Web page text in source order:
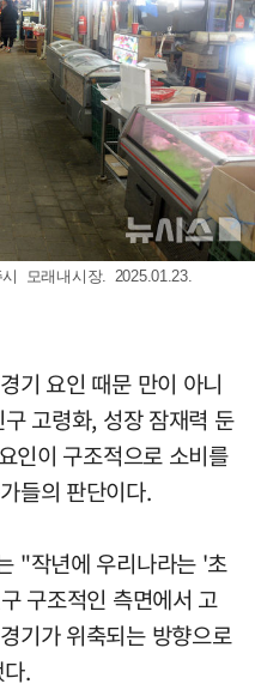
모래내시장. 2025.01.23.
기 요인 때문 만이 아니
고령화, 성장 잠재력 둔
인이 구조적으로 소비를
들의 판단이다.
"작년에 우리나라는 '초
구조적인 측면에서 고
기가 위축되는 방향으로
.